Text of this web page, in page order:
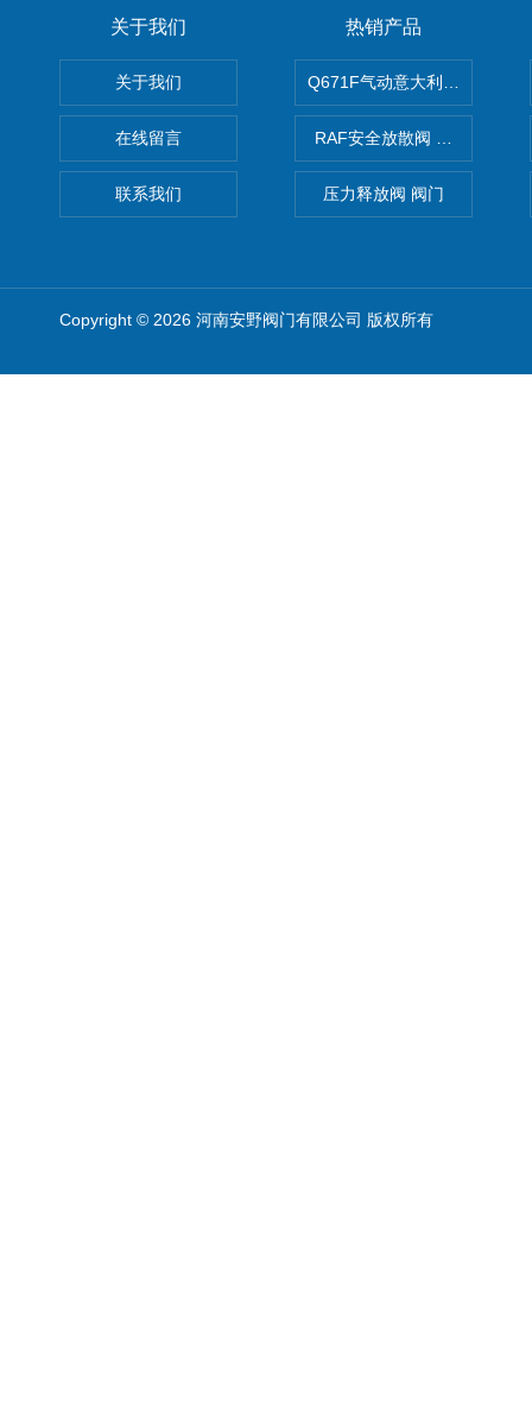
关于我们
关于我们
在线留言
联系我们
热销产品
Q671F气动意大利式薄型球阀
RAF安全放散阀 阀生产
压力释放阀 阀门
Copyright © 2026 河南安野阀门有限公司 版权所有